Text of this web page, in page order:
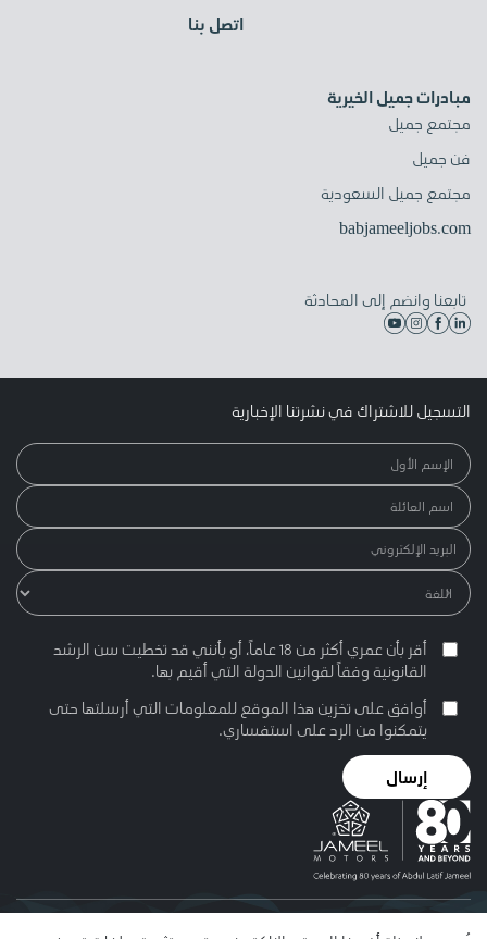
اتصل بنا
مبادرات جميل الخيرية
مجتمع جميل
فن جميل
مجتمع جميل السعودية
babjameeljobs.com
تابعنا وانضم إلى المحادثة
التسجيل للاشتراك في نشرتنا الإخبارية
أقر بأن عمري أكثر من 18 عاماً، أو بأنني قد تخطيت سن الرشد
القانونية وفقاً لقوانين الدولة التي أقيم بها.
أوافق على تخزين هذا الموقع للمعلومات التي أرسلتها حتى
يتمكنوا من الرد على استفساري.
إرسال